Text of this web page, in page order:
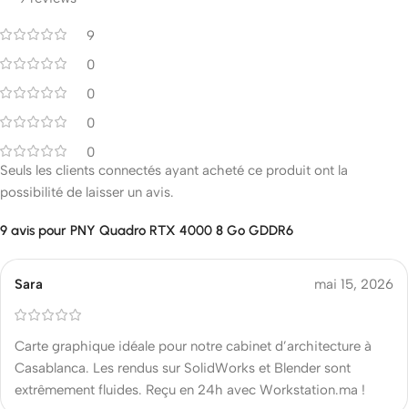
9
0
0
0
0
9 avis pour PNY Quadro RTX 4000 8 Go GDDR6
Sara mai 15, 2026
Carte graphique idéale pour notre cabinet d’architecture à
Casablanca. Les rendus sur SolidWorks et Blender sont
extrêmement fluides. Reçu en 24h avec Workstation.ma !
Seuls les clients connectés ayant acheté ce produit ont la
possibilité de laisser un avis.